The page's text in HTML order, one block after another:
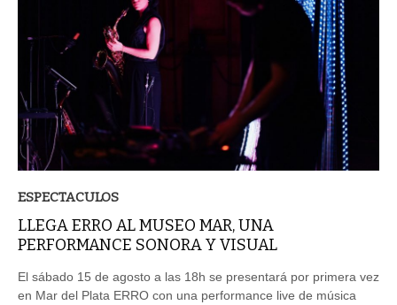
ESPECTACULOS
LLEGA ERRO AL MUSEO MAR, UNA
PERFORMANCE SONORA Y VISUAL
El sábado 15 de agosto a las 18h se presentará por primera vez
en Mar del Plata ERRO con una performance live de música